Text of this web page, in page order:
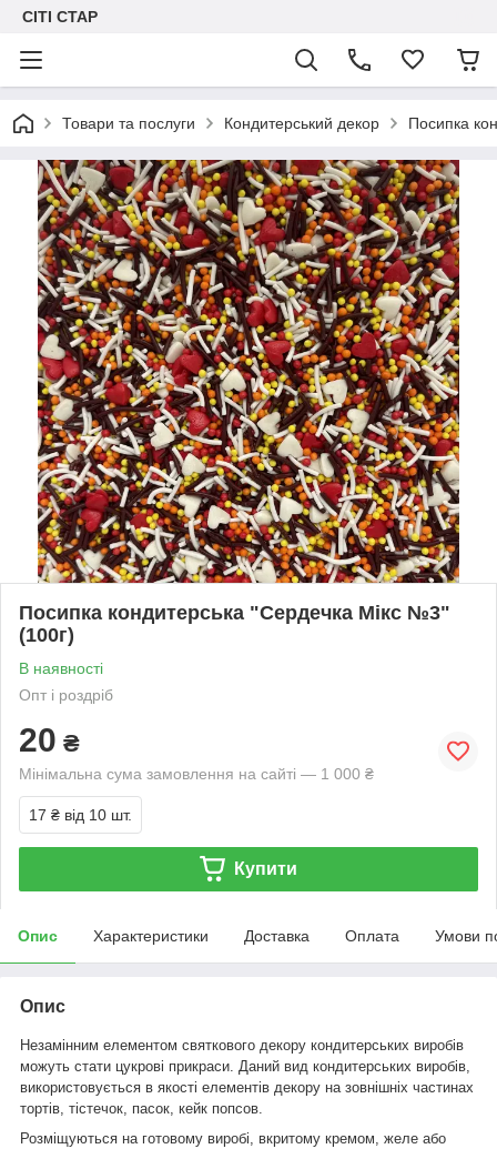
СІТІ СТАР
Товари та послуги Кондитерський декор Посипка
Посипка кондитерська "Сердечка Мікс №3"
(100г)
В наявності
Опт і роздріб
20 ₴
Мінімальна сума замовлення на сайті — 1 000 ₴
17 ₴ від 10 шт.
Купити
Опис Характеристики Доставка Оплата Умови
Опис
Незамінним елементом святкового декору кондитерських виробів
можуть стати цукрові прикраси. Даний вид кондитерських виробів,
використовується в якості елементів декору на зовнішніх частинах
тортів, тістечок, пасок, кейк попсов.
Розміщуються на готовому виробі, вкритому кремом, желе або